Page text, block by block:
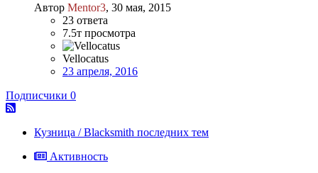
Автор Mentor3, 30 мая, 2015
23 ответа
7.5т просмотра
Vellocatus
23 апреля, 2016
Подписчики 0
Кузница / Blacksmith последних тем
Активность